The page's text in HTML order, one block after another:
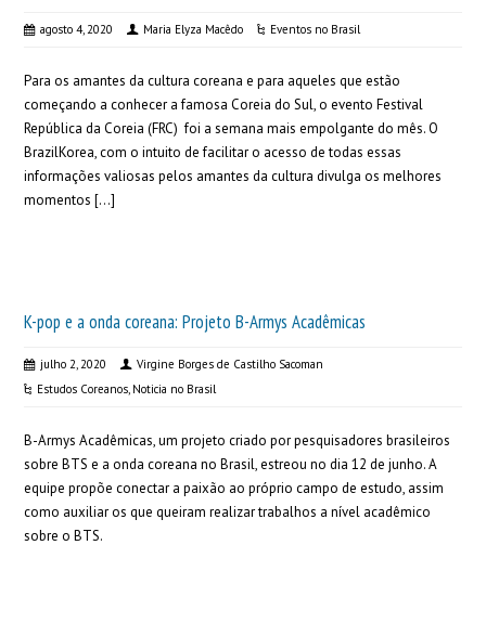
agosto 4, 2020 Maria Elyza Macêdo Eventos no Brasil
Para os amantes da cultura coreana e para aqueles que estão
começando a conhecer a famosa Coreia do Sul, o evento Festival
República da Coreia (FRC) foi a semana mais empolgante do mês. O
BrazilKorea, com o intuito de facilitar o acesso de todas essas
informações valiosas pelos amantes da cultura divulga os melhores
momentos […]
K-pop e a onda coreana: Projeto B-Armys Acadêmicas
julho 2, 2020
Virgine Borges de Castilho Sacoman
Estudos Coreanos, Noticia no Brasil
B-Armys Acadêmicas, um projeto criado por pesquisadores brasileiros
sobre BTS e a onda coreana no Brasil, estreou no dia 12 de junho. A
equipe propõe conectar a paixão ao próprio campo de estudo, assim
como auxiliar os que queiram realizar trabalhos a nível acadêmico
sobre o BTS.